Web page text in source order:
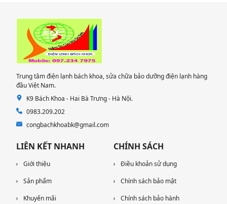
Trung tâm điện lạnh bách khoa, sửa chữa bảo dưỡng điện lạnh hàng
đầu Việt Nam.
K9 Bách Khoa - Hai Bà Trưng - Hà Nội.
0983.209.202
congbachkhoabk@gmail.com
LIÊN KẾT NHANH
Giới thiệu
Sản phẩm
Khuyến mãi
CHÍNH SÁCH
Điều khoản sử dụng
Chính sách bảo mật
Chính sách bảo hành